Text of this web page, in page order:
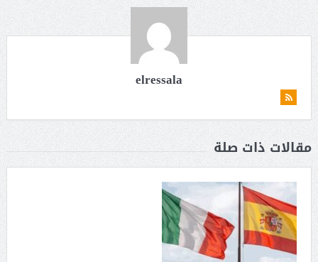
elressala
مقالات ذات صلة